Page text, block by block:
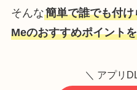
そんな簡単で誰でも付
Meのおすすめポイント
＼ アプリ